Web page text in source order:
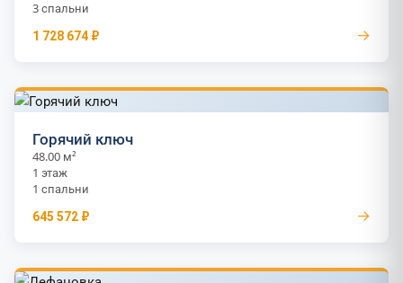
3 спальни
1 728 674 ₽ →
Горячий ключ
48.00 м²
1 этаж
1 спальни
645 572 ₽ →